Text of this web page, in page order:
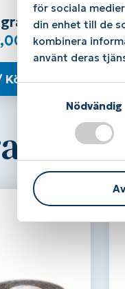
för sociala
din enhet till de
kombinera
använt deras
k
s
Nödvändig
kr
Köp